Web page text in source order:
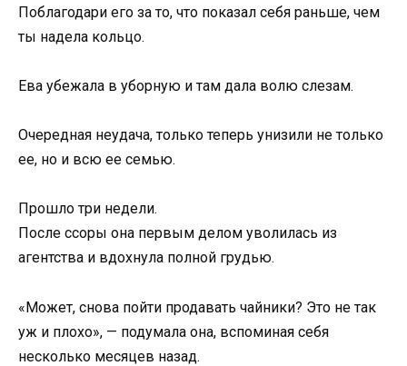
Поблагодари его за то, что показал себя раньше, чем
ты надела кольцо.
Ева убежала в уборную и там дала волю слезам.
Очередная неудача, только теперь унизили не только
ее, но и всю ее семью.
Прошло три недели.
После ссоры она первым делом уволилась из
агентства и вдохнула полной грудью.
«Может, снова пойти продавать чайники? Это не так
уж и плохо», — подумала она, вспоминая себя
несколько месяцев назад.